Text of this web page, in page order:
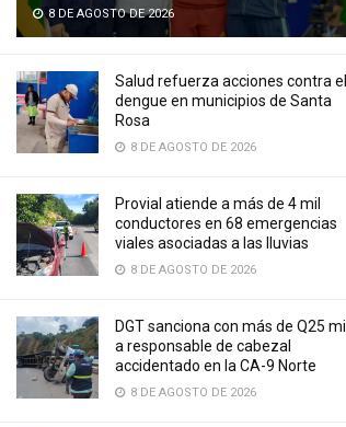
8 DE AGOSTO DE 2026
Salud refuerza acciones contra el
dengue en municipios de Santa
Rosa
8 DE AGOSTO DE 2026
Provial atiende a más de 4 mil
conductores en 68 emergencias
viales asociadas a las lluvias
8 DE AGOSTO DE 2026
DGT sanciona con más de Q25 mil
a responsable de cabezal
accidentado en la CA-9 Norte
8 DE AGOSTO DE 2026